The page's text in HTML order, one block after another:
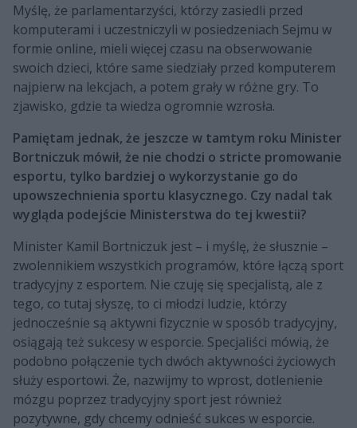
Myślę, że parlamentarzyści, którzy zasiedli przed
komputerami i uczestniczyli w posiedzeniach Sejmu w
formie online, mieli więcej czasu na obserwowanie
swoich dzieci, które same siedziały przed komputerem
najpierw na lekcjach, a potem grały w różne gry. To
zjawisko, gdzie ta wiedza ogromnie wzrosła.
Pamiętam jednak, że jeszcze w tamtym roku Minister
Bortniczuk mówił, że nie chodzi o stricte promowanie
esportu, tylko bardziej o wykorzystanie go do
upowszechnienia sportu klasycznego. Czy nadal tak
wygląda podejście Ministerstwa do tej kwestii?
Minister Kamil Bortniczuk jest – i myślę, że słusznie –
zwolennikiem wszystkich programów, które łączą sport
tradycyjny z esportem. Nie czuję się specjalistą, ale z
tego, co tutaj słyszę, to ci młodzi ludzie, którzy
jednocześnie są aktywni fizycznie w sposób tradycyjny,
osiągają też sukcesy w esporcie. Specjaliści mówią, że
podobno połączenie tych dwóch aktywności życiowych
służy esportowi. Że, nazwijmy to wprost, dotlenienie
mózgu poprzez tradycyjny sport jest również
pozytywne, gdy chcemy odnieść sukces w esporcie.